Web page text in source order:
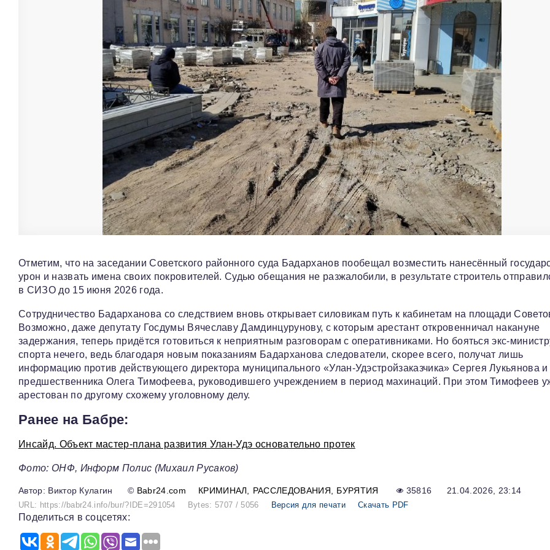
Отметим, что на заседании Советского районного суда Бадарханов пообещал возместить нанесённый
урон и назвать имена своих покровителей. Судью обещания не разжалобили, в результате строитель
в СИЗО до 15 июня 2026 года.
Сотрудничество Бадарханова со следствием вновь открывает силовикам путь к кабинетам на площади
Возможно, даже депутату Госдумы Вячеславу Дамдинцурунову, с которым арестант откровенничал накануне
задержания, теперь придётся готовиться к неприятным разговорам с оперативниками. Но бояться экс-
спорта нечего, ведь благодаря новым показаниям Бадарханова следователи, скорее всего, получат лишь
информацию против действующего директора муниципального «Улан-Удэстройзаказчика» Сергея Лукьянова и
предшественника Олега Тимофеева, руководившего учреждением в период махинаций. При этом Тимофеев
арестован по другому схожему уголовному делу.
Ранее на Бабре:
Инсайд. Объект мастер-плана развития Улан-Удэ основательно протек
Фото: ОНФ, Информ Полис (Михаил Русаков)
Виктор Кулагин © Babr24.com КРИМИНАЛ РАССЛЕДОВАНИЯ БУРЯТИЯ 35816 21.04.2026, 23:14
URL: https://babr24.info/bur/?IDE=291054 Bytes: 5707 / 5056 Версия для печати Скачать PDF
Поделиться в соцсетях: